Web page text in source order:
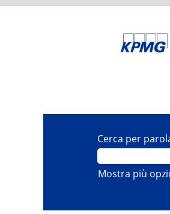
Cerca per
Mostra più